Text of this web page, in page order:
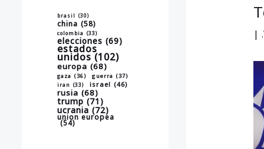
brasil (30)
china (58)
colombia (33)
elecciones (69)
estados
unidos (102)
europa (68)
gaza (36) guerra (37)
iran (33) israel (46)
rusia (68)
trump (71)
ucrania (72)
union europea
(54)
|